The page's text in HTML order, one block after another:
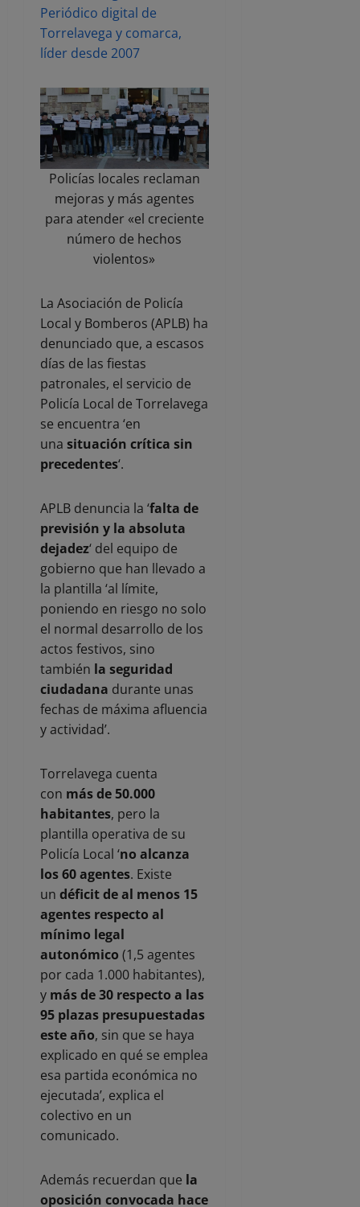
Periódico digital de
Torrelavega y comarca,
líder desde 2007
Policías locales reclaman
mejoras y más agentes
para atender «el creciente
número de hechos
violentos»
La Asociación de Policía
Local y Bomberos (APLB) ha
denunciado que, a escasos
días de las fiestas
patronales, el servicio de
Policía Local de Torrelavega
se encuentra ‘en
una situación crítica sin
precedentes‘.
APLB denuncia la ‘falta de
previsión y la absoluta
dejadez‘ del equipo de
gobierno que han llevado a
la plantilla ‘al límite,
poniendo en riesgo no solo
el normal desarrollo de los
actos festivos, sino
también la seguridad
ciudadana durante unas
fechas de máxima afluencia
y actividad’.
Torrelavega cuenta
con más de 50.000
habitantes, pero la
plantilla operativa de su
Policía Local ‘no alcanza
los 60 agentes. Existe
un déficit de al menos 15
agentes respecto al
mínimo legal
autonómico (1,5 agentes
por cada 1.000 habitantes),
y más de 30 respecto a las
95 plazas presupuestadas
este año, sin que se haya
explicado en qué se emplea
esa partida económica no
ejecutada’, explica el
colectivo en un
comunicado.
Además recuerdan que la
oposición convocada hace